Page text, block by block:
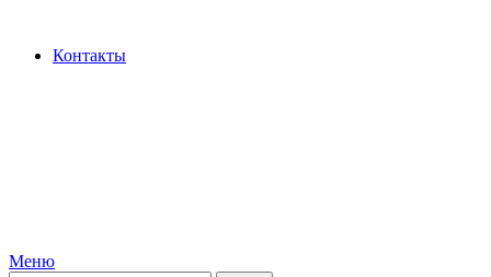
Контакты
Меню